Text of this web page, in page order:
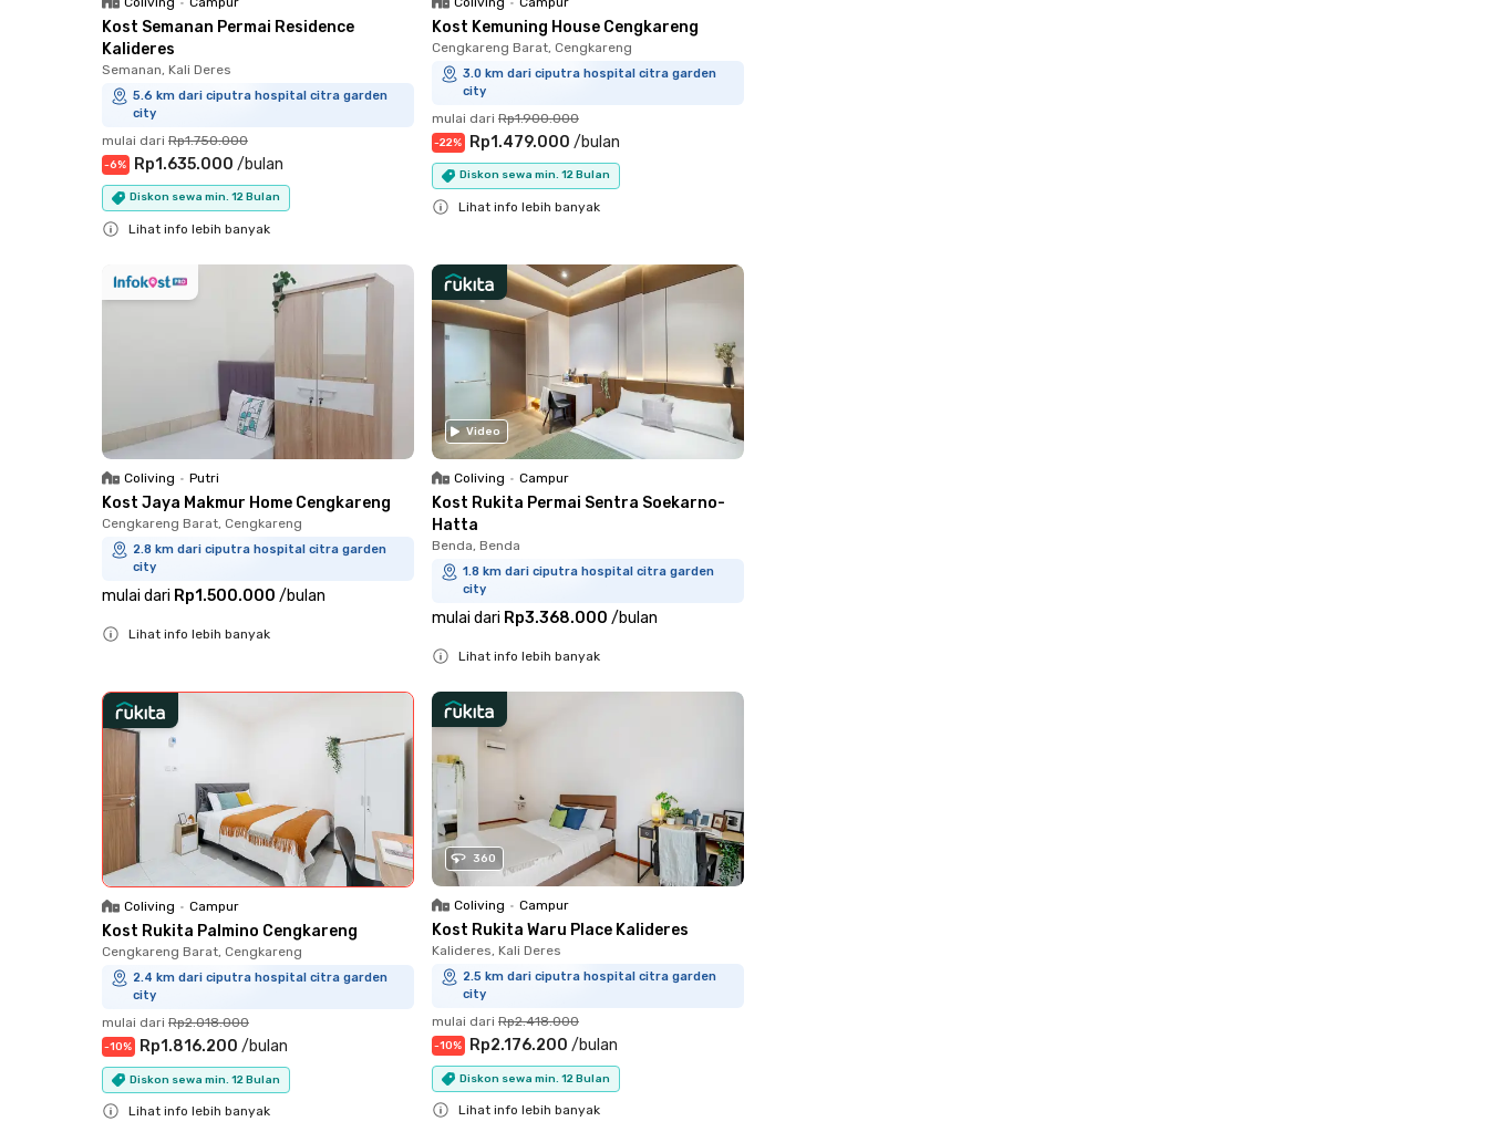
Kost Semanan Permai Residence
Kalideres
Semanan, Kali Deres
5.6 km dari ciputra hospital citra garden
city
mulai dari Rp1.750.000
-6% Rp1.635.000 /bulan
Diskon sewa min. 12 Bulan
Lihat info lebih banyak
Kost Kemuning House Cengkareng
Cengkareng Barat, Cengkareng
3.0 km dari ciputra hospital citra garden
city
mulai dari Rp1.900.000
-22% Rp1.479.000 /bulan
Diskon sewa min. 12 Bulan
Lihat info lebih banyak
Coliving • Putri
Kost Jaya Makmur Home Cengkareng
Cengkareng Barat, Cengkareng
2.8 km dari ciputra hospital citra garden
city
mulai dari Rp1.500.000 /bulan
Lihat info lebih banyak
Video
Coliving • Campur
Kost Rukita Permai Sentra Soekarno-
Hatta
Benda, Benda
1.8 km dari ciputra hospital citra garden
city
mulai dari Rp3.368.000 /bulan
Lihat info lebih banyak
Coliving • Campur
Kost Rukita Palmino Cengkareng
Cengkareng Barat, Cengkareng
2.4 km dari ciputra hospital citra garden
city
mulai dari Rp2.018.000
-10% Rp1.816.200 /bulan
Diskon sewa min. 12 Bulan
Lihat info lebih banyak
360
Coliving • Campur
Kost Rukita Waru Place Kalideres
Kalideres, Kali Deres
2.5 km dari ciputra hospital citra garden
city
mulai dari Rp2.418.000
-10% Rp2.176.200 /bulan
Diskon sewa min. 12 Bulan
Lihat info lebih banyak